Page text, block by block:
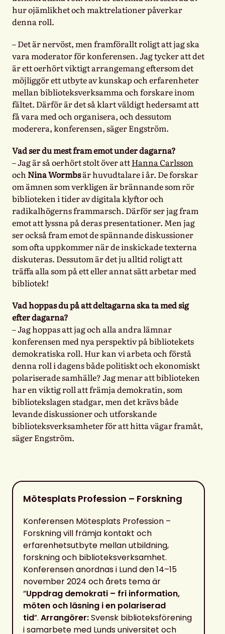
hur ojämlikhet och maktrelationer påverkar
denna roll.
– Det är nervöst, men framförallt roligt att jag ska
vara moderator för konferensen. Jag tycker att det
är ett oerhört viktigt arrangemang eftersom det
möjliggör ett utbyte av kunskap och erfarenheter
mellan biblioteksverksamma och forskare inom
fältet. Därför är det så klart väldigt hedersamt att
få vara med och organisera, och dessutom
moderera, konferensen, säger Engström.
Vad ser du mest fram emot under dagarna?
– Jag är så oerhört stolt över attHanna Carlsson
och Nina Wormbsär huvudtalare i år. De forskar
om ämnen som verkligen är brännande som rör
biblioteken i tider av digitala klyftor och
radikalhögerns frammarsch. Därför ser jag fram
emot att lyssna på deras presentationer. Men jag
ser också fram emot de spännande diskussioner
som ofta uppkommer när de inskickade texterna
diskuteras. Dessutom är det ju alltid roligt att
träffa alla som på ett eller annat sätt arbetar med
bibliotek!
Vad hoppas du på att deltagarna ska ta med sig
efter dagarna?
– Jag hoppas att jag och alla andra lämnar
konferensen med nya perspektiv på bibliotekets
demokratiska roll. Hur kan vi arbeta och förstå
denna roll i dagens både politiskt och ekonomiskt
polariserade samhälle? Jag menar att biblioteken
har en viktig roll att främja demokratin, som
bibliotekslagen stadgar, men det krävs både
levande diskussioner och utforskande
biblioteksverksamheter för att hitta vägar framåt,
säger Engström.
Mötesplats Profession – Forskning
Konferensen Mötesplats Profession –
Forskning vill främja kontakt och
erfarenhetsutbyte mellan utbildning,
forskning och biblioteksverksamhet.
Konferensen anordnas i Lund den 14–15
november 2024 och årets tema är
”Uppdrag demokrati – fri information,
möten och läsning i en polariserad
tid”. Arrangörer:Svensk biblioteksförening
i samarbete med Lunds universitet och